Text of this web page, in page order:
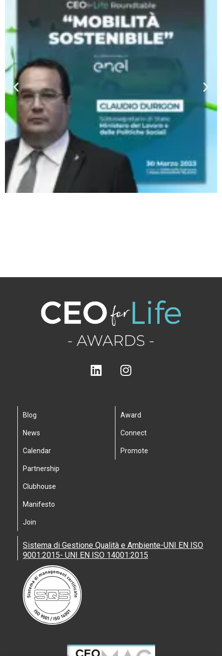
Blog
News
Calendar
Partnership
Clubhouse
Manifesto
Join
Award
Connect
Promote
Sistema di Gestione Qualità e Ambiente-UNI EN ISO
9001:2015- UNI EN ISO 14001:2015